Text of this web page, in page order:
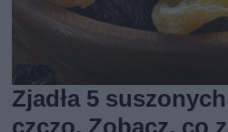
Zjadła 5
czczo. Zobacz, co